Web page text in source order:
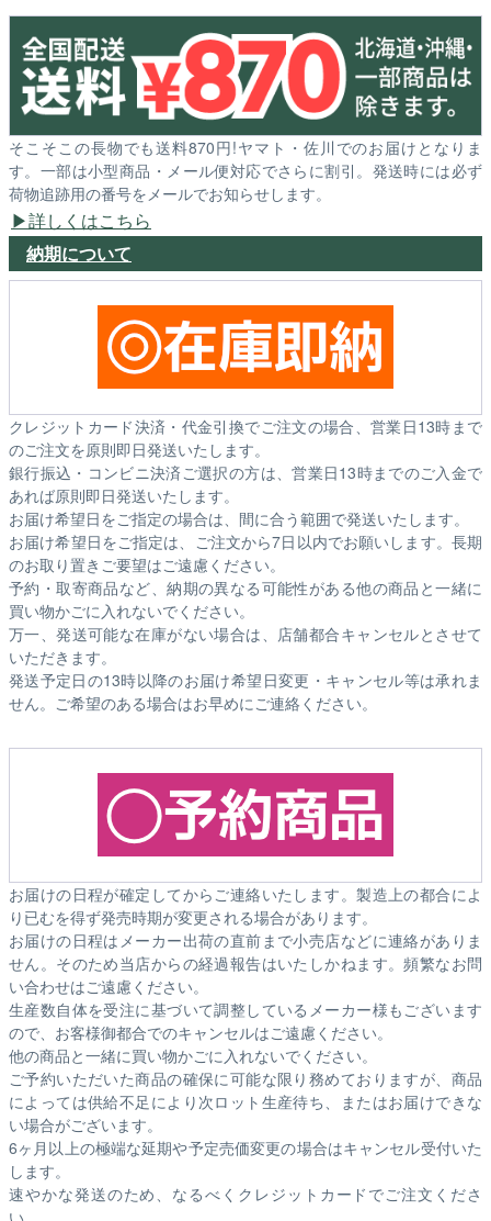
そこそこの長物でも送料870円!ヤマト・佐川でのお届けとなりま
す。一部は小型商品・メール便対応でさらに割引。発送時には必ず
荷物追跡用の番号をメールでお知らせします。
詳しくはこちら
納期について
クレジットカード決済・代金引換でご注文の場合、営業日13時まで
のご注文を原則即日発送いたします。
銀行振込・コンビニ決済ご選択の方は、営業日13時までのご入金で
あれば原則即日発送いたします。
お届け希望日をご指定の場合は、間に合う範囲で発送いたします。
お届け希望日をご指定は、ご注文から7日以内でお願いします。長期
のお取り置きご要望はご遠慮ください。
予約・取寄商品など、納期の異なる可能性がある他の商品と一緒に
買い物かごに入れないでください。
万一、発送可能な在庫がない場合は、店舗都合キャンセルとさせて
いただきます。
発送予定日の13時以降のお届け希望日変更・キャンセル等は承れま
せん。ご希望のある場合はお早めにご連絡ください。
お届けの日程が確定してからご連絡いたします。製造上の都合によ
り已むを得ず発売時期が変更される場合があります。
お届けの日程はメーカー出荷の直前まで小売店などに連絡がありま
せん。そのため当店からの経過報告はいたしかねます。頻繁なお問
い合わせはご遠慮ください。
生産数自体を受注に基づいて調整しているメーカー様もございます
ので、お客様御都合でのキャンセルはご遠慮ください。
他の商品と一緒に買い物かごに入れないでください。
ご予約いただいた商品の確保に可能な限り務めておりますが、商品
によっては供給不足により次ロット生産待ち、またはお届けできな
い場合がございます。
6ヶ月以上の極端な延期や予定売価変更の場合はキャンセル受付いた
します。
速やかな発送のため、なるべくクレジットカードでご注文くださ
い。